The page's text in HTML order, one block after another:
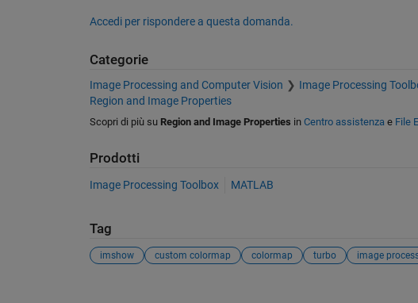
Accedi per rispondere a questa domanda.
Categorie
Image Processing and Computer Vision Image Processing
Region and Image Properties
Scopri di più su Region and Image Properties in Centro assistenzae File
Prodotti
Image Processing Toolbox MATLAB
Tag
imshow custom colormap colormap turbo image